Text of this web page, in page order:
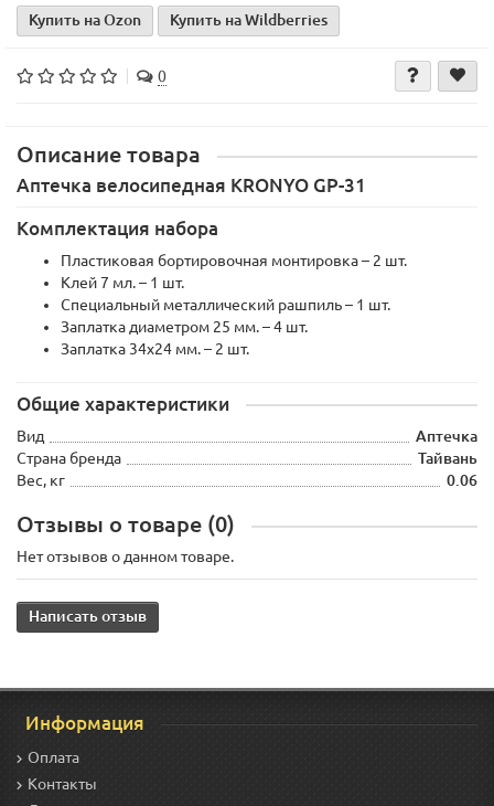
Купить на Ozon Купить на Wildberries
0
Описание товара
Аптечка велосипедная KRONYO GP-31
Комплектация набора
Пластиковая бортировочная монтировка – 2 шт.
Клей 7 мл. – 1 шт.
Специальный металлический рашпиль – 1 шт.
Заплатка диаметром 25 мм. – 4 шт.
Заплатка 34x24 мм. – 2 шт.
Общие характеристики
Вид
Аптечка
Страна бренда
Тайвань
Вес, кг
0.06
Отзывы о товаре (0)
Нет отзывов о данном товаре.
Написать отзыв
Информация
Оплата
Контакты